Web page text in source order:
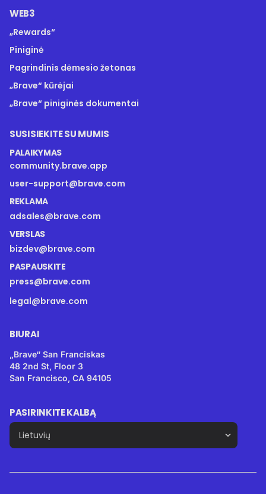
WEB3
„Rewards“
Piniginė
Pagrindinis dėmesio žetonas
„Brave“ kūrėjai
„Brave“ piniginės dokumentai
SUSISIEKITE SU MUMIS
PALAIKYMAS
community.brave.app
user-support@brave.com
REKLAMA
adsales@brave.com
VERSLAS
bizdev@brave.com
PASPAUSKITE
press@brave.com
legal@brave.com
BIURAI
„Brave“ San Franciskas
48 2nd St, Floor 3
San Francisco, CA 94105
PASIRINKITE KALBĄ